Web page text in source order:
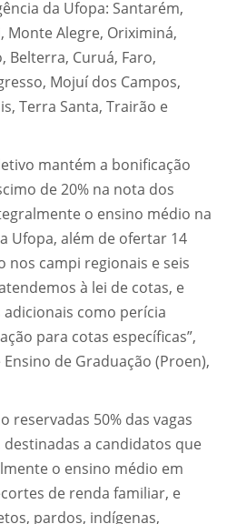
da Ufopa: Santarém,
Monte Alegre, Oriximiná,
Belterra, Curuá, Faro,
Mojuí dos Campos,
Terra Santa, Trairão e
mantém a bonificação
de 20% na nota dos
o ensino médio na
Ufopa, além de ofertar 14
nos campi regionais e seis
à lei de cotas, e
como perícia
para cotas específicas”,
de Graduação (Proen),
reservadas 50% das vagas
a candidatos que
o ensino médio em
de renda familiar, e
pardos, indígenas,